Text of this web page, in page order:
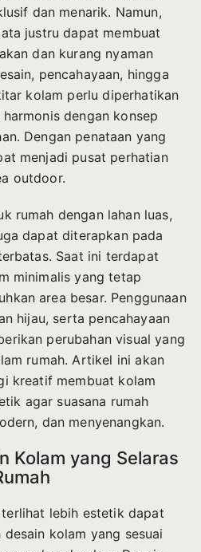
dan menarik. Namun,
justru dapat membuat
dan kurang nyaman
pencahayaan, hingga
kolam perlu diperhatikan
dengan konsep
Dengan penataan yang
menjadi pusat perhatian
outdoor.
rumah dengan lahan luas,
dapat diterapkan pada
Saat ini terdapat
minimalis yang tetap
area besar. Penggunaan
hijau, serta pencahayaan
perubahan visual yang
rumah. Artikel ini akan
kreatif membuat kolam
agar suasana rumah
dan menyenangkan.
Kolam yang Selaras
lebih estetik dapat
kolam yang sesuai